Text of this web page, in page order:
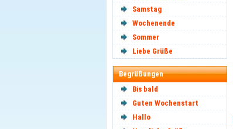
Samstag
Wochenende
Sommer
Liebe Grüße
Begrüßungen
Bis bald
Guten Wochenstart
Hallo